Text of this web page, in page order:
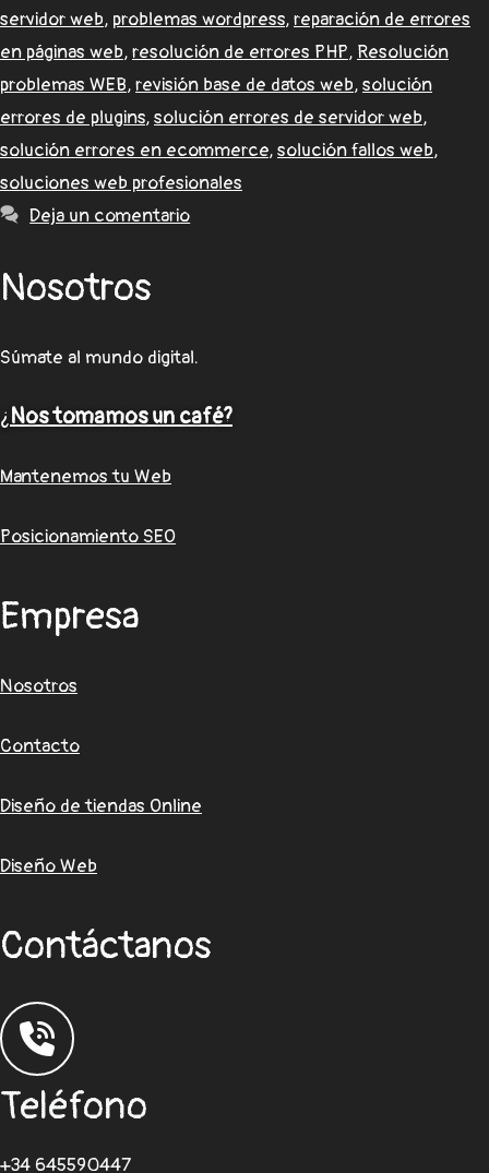
servidor web, problemas wordpress,reparación de errores
en páginas web,resolución de errores PHP, Resolución
problemas WEB,revisión base de datos web,solución
errores de plugins,solución errores de servidor web,
solución errores en ecommerce,solución fallos web,
soluciones web profesionales
Deja un comentario
Nosotros
Súmate al mundo digital.
¿Nos tomamos un café?
Mantenemos tu Web
Posicionamiento SEO
Empresa
Nosotros
Contacto
Diseño de tiendas Online
Diseño Web
Contáctanos
Teléfono
+34 645590447